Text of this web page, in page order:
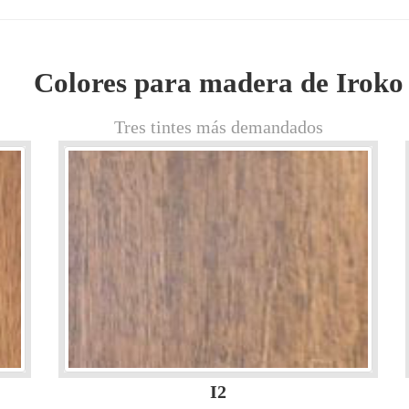
Colores para madera de Iroko
Tres tintes más demandados
I2